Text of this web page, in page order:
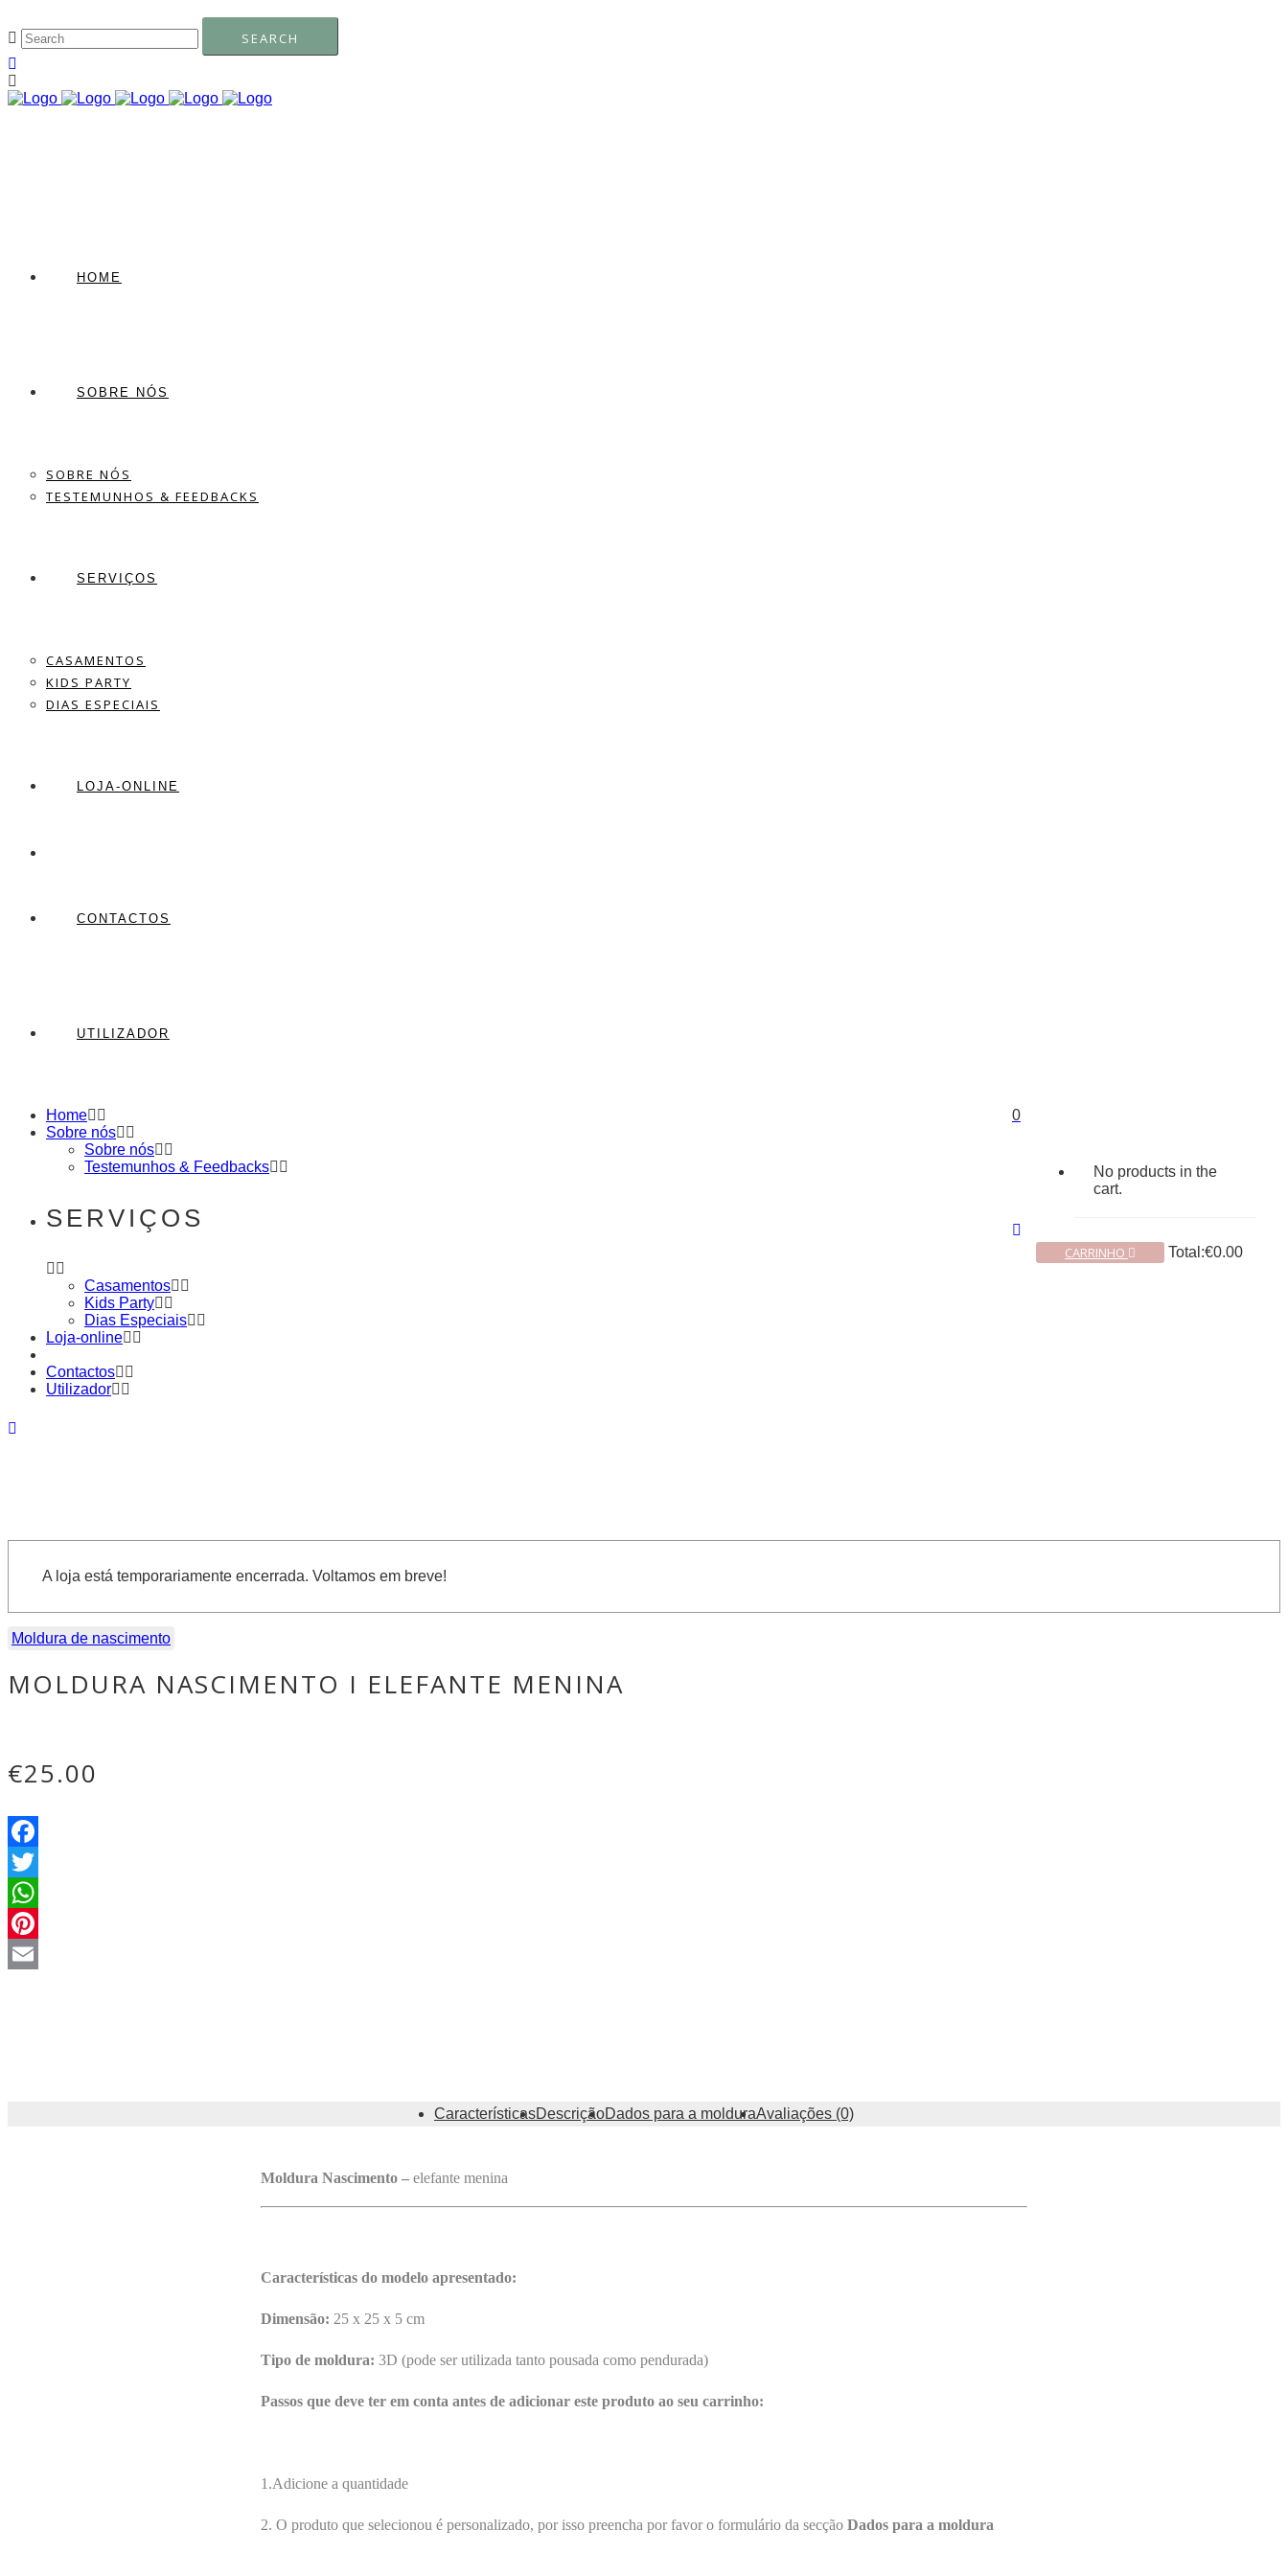
HOME
SOBRE NÓS
SOBRE NÓS
TESTEMUNHOS & FEEDBACKS
SERVIÇOS
CASAMENTOS
KIDS PARTY
DIAS ESPECIAIS
LOJA-ONLINE
CONTACTOS
UTILIZADOR
0
No products in the
cart.
CARRINHO Total:€0.00
Home
Sobre nós
Sobre nós
Testemunhos & Feedbacks
SERVIÇOS
Casamentos
Kids Party
Dias Especiais
Loja-online
Contactos
Utilizador
A loja está temporariamente encerrada. Voltamos em breve!
Moldura de nascimento
MOLDURA NASCIMENTO I ELEFANTE MENINA
€25.00
Facebook
Twitter
WhatsApp
Pinterest
CaracterísticasDescriçãoDados para a molduraAvaliações (0)
Moldura Nascimento – elefante menina
Características do modelo apresentado:
Dimensão: 25 x 25 x 5 cm
Tipo de moldura: 3D (pode ser utilizada tanto pousada como pendurada)
Passos que deve ter em conta antes de adicionar este produto ao seu carrinho:
1.Adicione a quantidade
2. O produto que selecionou é personalizado, por isso preencha por favor o formulário da secção Dados para a moldura